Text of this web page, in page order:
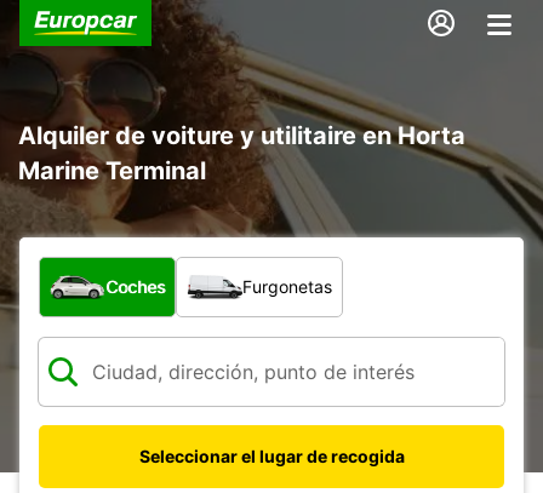
Alquiler de voiture y utilitaire en Horta
Marine Terminal
¿Qué tipo de vehículo?
Coches Furgonetas
Seleccionar el lugar de recogida